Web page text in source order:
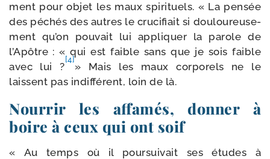
ment pour objet les maux spi­ri­tuels. « La pen­sée
des péchés des autres le cru­ci­fiait si dou­lou­reu­se­
ment qu’on pou­vait lui appli­quer la parole de
l’Apôtre : « qui est faible sans que je sois faible
avec lui ?
[4]
» Mais les maux cor­po­rels ne le
laissent pas indif­fé­rent, loin de là.
Nourrir les affamés, donner à
boire à ceux qui ont soif
« Au temps où il pour­sui­vait ses études à